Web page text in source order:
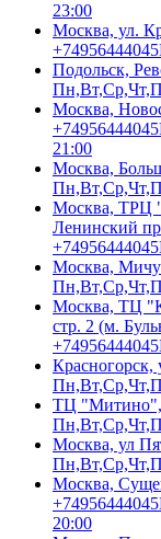
23:00
Москва, ул.
+74956444045
Подольск,
Москва,
+74956444045
21:00
Москва,
Москва, ТРЦ
Ленинский
+74956444045
Москва,
Москва, ТЦ
стр. 2 (м.
+74956444045
Красногорск,
ТЦ "Митино",
Москва, ул
Москва,
+74956444045
20:00